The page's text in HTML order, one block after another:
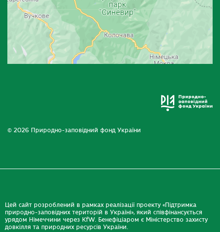
© 2026 Природно-заповідний фонд України
Цей сайт розроблений в рамках реалізації проекту «Підтримка
природно-заповідних територій в Україні», який співфінансується
урядом Німеччини через KfW. Бенефіціаром є Міністерство захисту
довкілля та природних ресурсів України.